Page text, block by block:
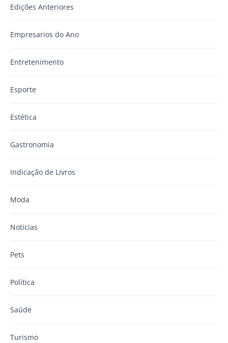
Edições Anteriores
Empresarios do Ano
Entretenimento
Esporte
Estética
Gastronomia
Indicação de Livros
Moda
Notícias
Pets
Política
Saúde
Turismo